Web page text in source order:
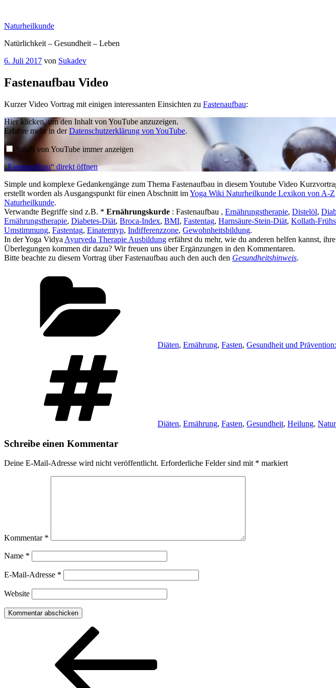
springen
Naturheilkunde
Natürlichkeit – Gesundheit – Leben
Veröffentlicht
6. Juli 2017 von Sukadev
Fastenaufbau Video
Kurzer Video Vortrag mit einigen interessanten Einsichten zu Fastenaufbau:
„Fastenaufbau“
von
YouTube
anzeigen
Hier klicken, um den Inhalt von YouTube anzuzeigen.
Erfahre mehr in derDatenschutzerklärung von YouTube.
Inhalt von YouTube immer anzeigen
„Fastenaufbau“ direkt öffnen
Simple und komplexe Gedankengänge zum Thema Fastenaufbau in diesem Youtube Video
erstellt worden als Ausgangspunkt für einen Abschnitt imYoga Wiki Naturheilkunde Lexikon von A-Z
Naturheilkunde.
Verwandte Begriffe sind z.B. * Ernährungskurde : Fastenaufbau , Ernährungstherapie, Distelöl,
Ernährungstherapie, Diabetes-Diät, Broca-Index, BMI, Fastentag, Harnsäure-Stein-Diät, Kollath-
Umstimmung, Fastentag, Einatemtyp, Indifferenzzone, Gewohnheitsbildung.
In der Yoga Vidya Ayurveda Therapie Ausbildung erfährst du mehr, wie du anderen helfen kannst,
Überlegungen kommen dir dazu? Wir freuen uns über Ergänzungen in den Kommentaren.
Bitte beachte zu diesem Vortrag über Fastenaufbau auch den auch den Gesundheitshinweis.
Diäten, Ernährung, Fasten, Gesundheit und
Diäten, Ernährung, Fasten, Gesundheit, Heilung,
Schreibe einen Kommentar
Deine E-Mail-Adresse wird nicht veröffentlicht. Erforderliche Felder sind mit * markiert
Kommentar *
Name *
E-Mail-Adresse *
Website
Beitragsnavigation